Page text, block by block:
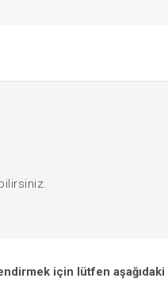
için lütfen